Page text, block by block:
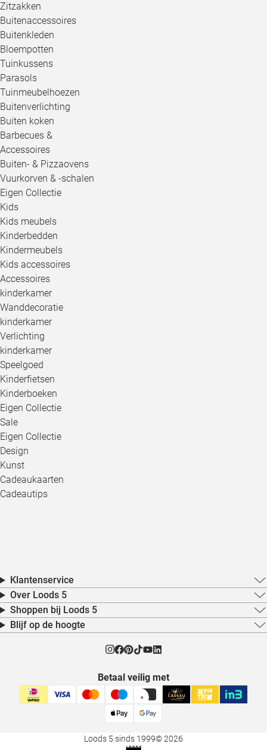
Zitzakken
Buitenaccessoires
Buitenkleden
Bloempotten
Tuinkussens
Parasols
Tuinmeubelhoezen
Buitenverlichting
Buiten koken
Barbecues &
Accessoires
Buiten- & Pizzaovens
Vuurkorven & -schalen
Eigen Collectie
Kids
Kids meubels
Kinderbedden
Kindermeubels
Kids accessoires
Accessoires
kinderkamer
Wanddecoratie
kinderkamer
Verlichting
kinderkamer
Speelgoed
Kinderfietsen
Kinderboeken
Eigen Collectie
Sale
Eigen Collectie
Design
Kunst
Cadeaukaarten
Cadeautips
Klantenservice
Over Loods 5
Shoppen bij Loods 5
Blijf op de hoogte
Betaal veilig met
Loods 5 sinds 1999© 2026